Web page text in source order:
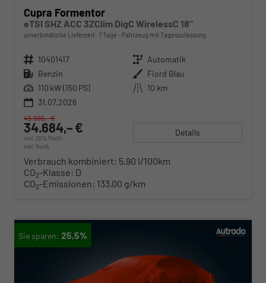
Cupra Formentor
eTSI SHZ ACC 3ZClim DigC WirelessC 18"
unverbindliche Lieferzeit: 7 Tage Fahrzeug mit Tageszulassung
Fahrzeugnr. 10401417 Getriebe Automatik
Kraftstoff Benzin Außenfarbe Fiord Blau
Leistung 110 kW (150 PS) Kilometerstand 10 km
31.07.2026
34.684,– €
incl. 20% MwSt.
inkl. NoVA
45.590,– €
Details
Verbrauch kombiniert: 5,90 l/100km
CO2-Klasse: D
CO2-Emissionen: 133,00 g/km
25,5%